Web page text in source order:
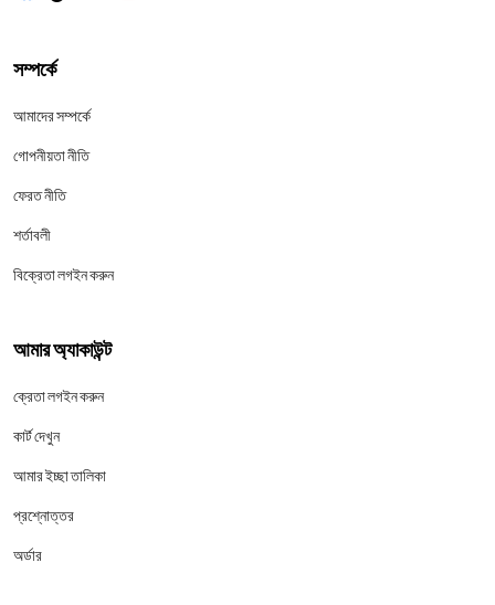
সম্পর্কে
আমাদের সম্পর্কে
গোপনীয়তা নীতি
ফেরত নীতি
শর্তাবলী
বিক্রেতা লগইন করুন
আমার অ্যাকাউন্ট
ক্রেতা লগইন করুন
কার্ট দেখুন
আমার ইচ্ছা তালিকা
প্রশ্নোত্তর
অর্ডার